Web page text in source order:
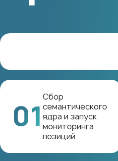
01
Сбор
семантического
ядра и запуск
мониторинга
позиций